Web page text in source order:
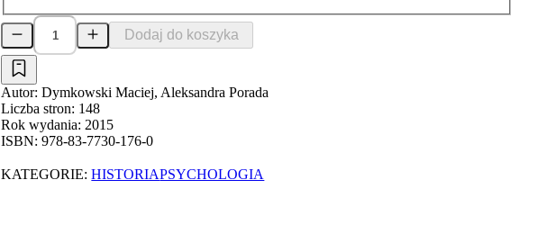
Dodaj do koszyka
Autor: Dymkowski Maciej, Aleksandra Porada
Liczba stron: 148
Rok wydania: 2015
ISBN: 978-83-7730-176-0
KATEGORIE: HISTORIAPSYCHOLOGIA